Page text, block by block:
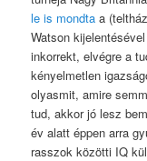
le is mondta a
Watson
inkorrekt, elvégre a
kényelmetlen
olyasmit, amire
tud, akkor jó lesz
év alatt éppen arra
rasszok közötti IQ